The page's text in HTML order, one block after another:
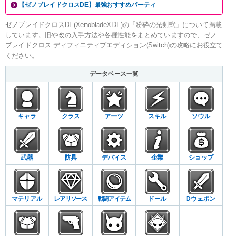
【ゼノブレイドクロスDE】最強おすすめパーティ
ゼノブレイドクロスDE(XenobladeXDE)の「粉砕の光剣弐」について掲載
しています。旧や改の入手方法や各種性能をまとめていますので、ゼノ
ブレイドクロス ディフィニティブエディション(Switch)の攻略にお役立て
ください。
データベース一覧
キャラ クラス アーツ スキル ソウル
武器 防具 デバイス 企業 ショップ
マテリアル レアリソース 戦闘アイテム ドール Dウェポン